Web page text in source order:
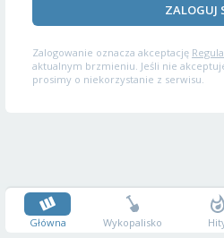
ZALOGUJ
Zalogowanie oznacza akceptację
aktualnym brzmieniu. Jeśli nie
prosimy o niekorzystanie z serwisu.
Główna Wykopalisko